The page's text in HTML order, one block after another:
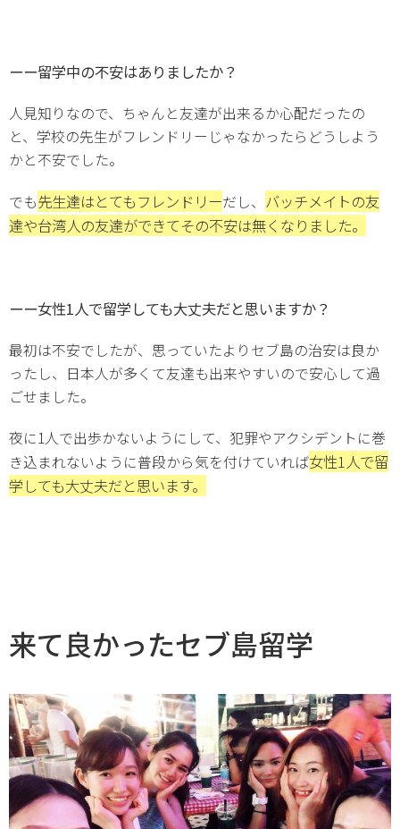
ーー留学中の不安はありましたか？
人見知りなので、ちゃんと友達が出来るか心配だったの
と、学校の先生がフレンドリーじゃなかったらどうしよう
かと不安でした。
でも先生達はとてもフレンドリーだし、 バッチメイトの友
達や台湾人の友達ができてその不安は無くなりました。
ーー女性1人で留学しても大丈夫だと思いますか？
最初は不安でしたが、思っていたよりセブ島の治安は良か
ったし、日本人が多くて友達も出来やすいので安心して過
ごせました。
夜に1人で出歩かないようにして、犯罪やアクシデントに巻
き込まれないように普段から気を付けていれば女性1人で留
学しても大丈夫だと思います。
来て良かったセブ島留学